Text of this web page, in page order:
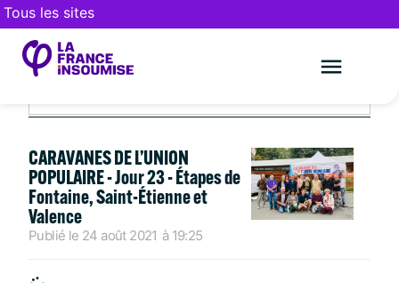
Tous les sites
AOÛT 24, 2021
CARAVANES DE L’UNION
POPULAIRE - Jour 23 - Étapes de
Fontaine, Saint-Étienne et
Valence
Publié le 24 août 2021 à 19:25